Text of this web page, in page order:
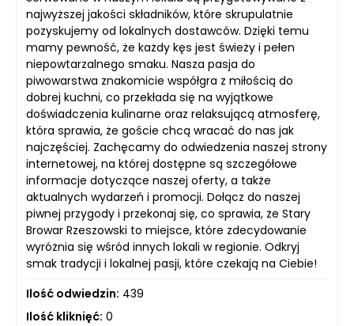
najwyższej jakości składników, które skrupulatnie
pozyskujemy od lokalnych dostawców. Dzięki temu
mamy pewność, że każdy kęs jest świeży i pełen
niepowtarzalnego smaku. Nasza pasja do
piwowarstwa znakomicie współgra z miłością do
dobrej kuchni, co przekłada się na wyjątkowe
doświadczenia kulinarne oraz relaksującą atmosferę,
która sprawia, że goście chcą wracać do nas jak
najczęściej. Zachęcamy do odwiedzenia naszej strony
internetowej, na której dostępne są szczegółowe
informacje dotyczące naszej oferty, a także
aktualnych wydarzeń i promocji. Dołącz do naszej
piwnej przygody i przekonaj się, co sprawia, że Stary
Browar Rzeszowski to miejsce, które zdecydowanie
wyróżnia się wśród innych lokali w regionie. Odkryj
smak tradycji i lokalnej pasji, które czekają na Ciebie!
Ilość odwiedzin: 439
Ilość kliknięć: 0